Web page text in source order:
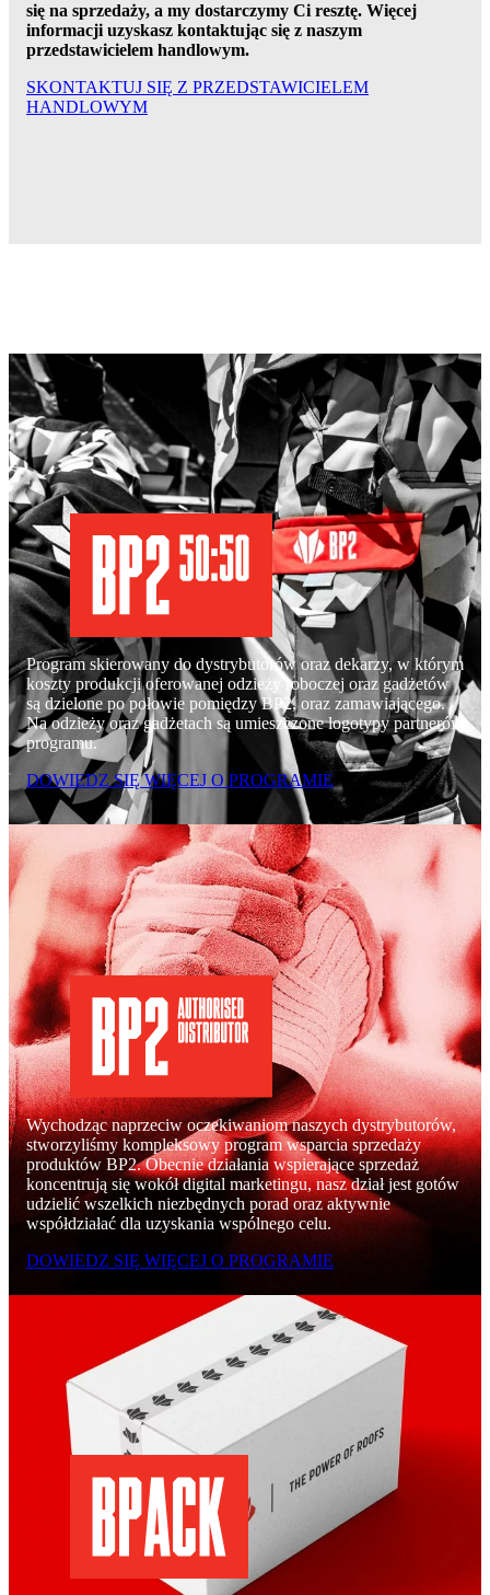
się na sprzedaży, a my dostarczymy Ci resztę. Więcej
informacji uzyskasz kontaktując się z naszym
przedstawicielem handlowym.
SKONTAKTUJ SIĘ Z PRZEDSTAWICIELEM
HANDLOWYM
Program skierowany do dystrybutorów oraz dekarzy, w którym
koszty produkcji oferowanej odzieży roboczej oraz gadżetów
są dzielone po połowie pomiędzy BP2, oraz zamawiającego.
Na odzieży oraz gadżetach są umieszczone logotypy partnerów
programu.
DOWIEDZ SIĘ WIĘCEJ O PROGRAMIE
Wychodząc naprzeciw oczekiwaniom naszych dystrybutorów,
stworzyliśmy kompleksowy program wsparcia sprzedaży
produktów BP2. Obecnie działania wspierające sprzedaż
koncentrują się wokół digital marketingu, nasz dział jest gotów
udzielić wszelkich niezbędnych porad oraz aktywnie
współdziałać dla uzyskania wspólnego celu.
DOWIEDZ SIĘ WIĘCEJ O PROGRAMIE